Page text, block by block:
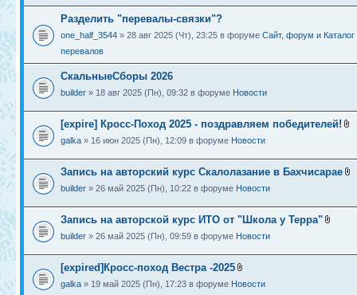
Разделить "перевалы-связки"?
one_half_3544 » 28 авг 2025 (Чт), 23:25 в форуме Сайт, форум и Каталог
перевалов
СкальныеСборы 2026
builder » 18 авг 2025 (Пн), 09:32 в форуме Новости
[expire] Кросс-Поход 2025 - поздравляем победителей!
galka » 16 июн 2025 (Пн), 12:09 в форуме Новости
Запись на авторский курс Скалолазание в Бахчисарае
builder » 26 май 2025 (Пн), 10:22 в форуме Новости
Запись на авторской курс ИТО от "Школа у Терра"
builder » 26 май 2025 (Пн), 09:59 в форуме Новости
[expired]Кросс-поход Вестра -2025
galka » 19 май 2025 (Пн), 17:23 в форуме Новости